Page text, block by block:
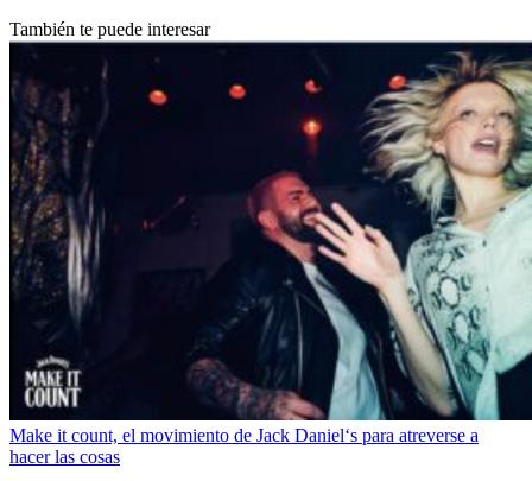
También te puede interesar
Make it count, el movimiento de Jack Daniel‘s para atreverse a
hacer las cosas